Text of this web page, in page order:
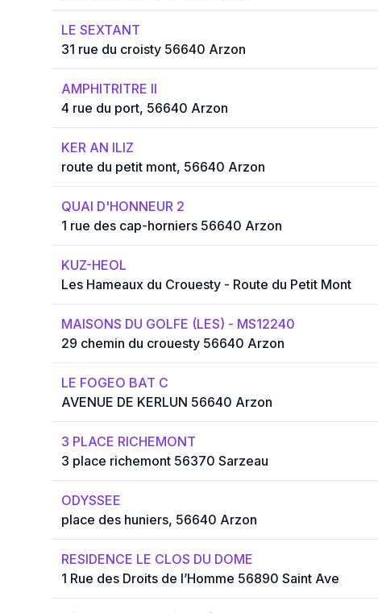
LE SEXTANT
31 rue du croisty 56640 Arzon
AMPHITRITRE II
4 rue du port, 56640 Arzon
KER AN ILIZ
route du petit mont, 56640 Arzon
QUAI D'HONNEUR 2
1 rue des cap-horniers 56640 Arzon
KUZ-HEOL
Les Hameaux du Crouesty - Route du Petit Mont
MAISONS DU GOLFE (LES) - MS12240
29 chemin du crouesty 56640 Arzon
LE FOGEO BAT C
AVENUE DE KERLUN 56640 Arzon
3 PLACE RICHEMONT
3 place richemont 56370 Sarzeau
ODYSSEE
place des huniers, 56640 Arzon
RESIDENCE LE CLOS DU DOME
1 Rue des Droits de l’Homme 56890 Saint Ave